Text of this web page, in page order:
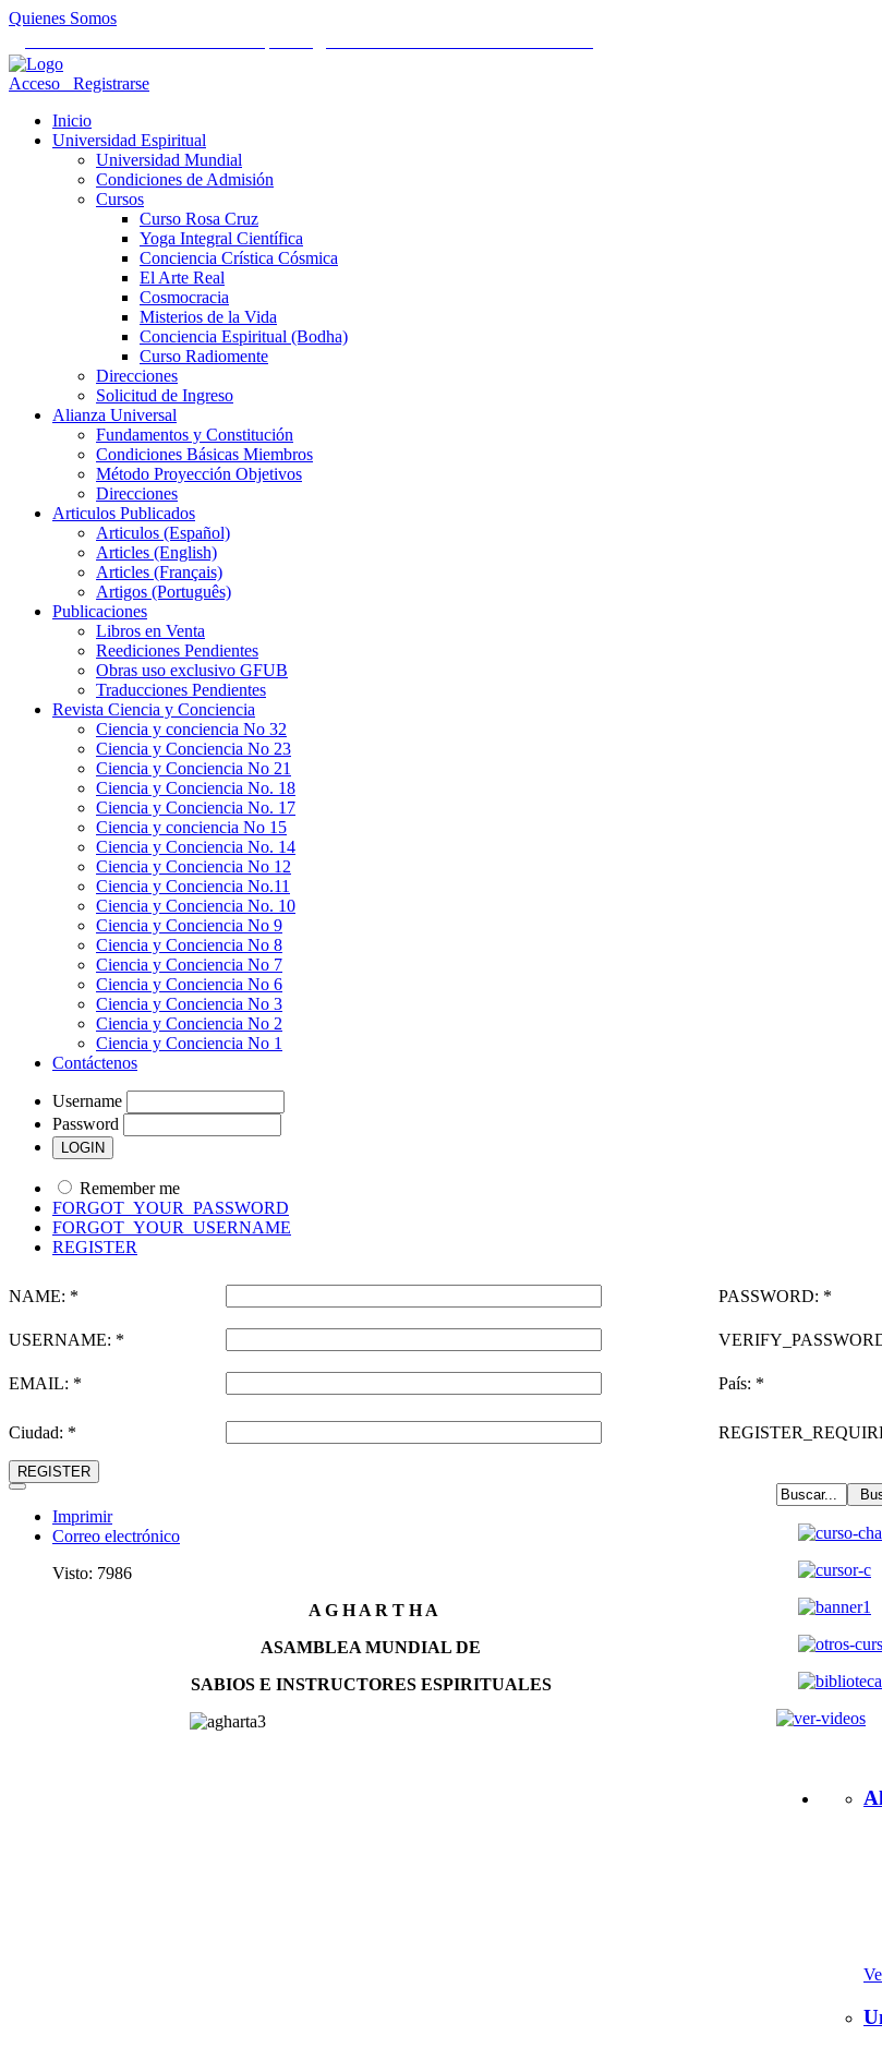
Quienes Somos
Acceso
Registrarse
Inicio
Universidad Espiritual
Universidad Mundial
Condiciones de Admisión
Cursos
Curso Rosa Cruz
Yoga Integral Científica
Conciencia Crística Cósmica
El Arte Real
Cosmocracia
Misterios de la Vida
Conciencia Espiritual (Bodha)
Curso Radiomente
Direcciones
Solicitud de Ingreso
Alianza Universal
Fundamentos y Constitución
Condiciones Básicas Miembros
Método Proyección Objetivos
Direcciones
Articulos Publicados
Articulos (Español)
Articles (English)
Articles (Français)
Artigos (Português)
Publicaciones
Libros en Venta
Reediciones Pendientes
Obras uso exclusivo GFUB
Traducciones Pendientes
Revista Ciencia y Conciencia
Ciencia y conciencia No 32
Ciencia y Conciencia No 23
Ciencia y Conciencia No 21
Ciencia y Conciencia No. 18
Ciencia y Conciencia No. 17
Ciencia y conciencia No 15
Ciencia y Conciencia No. 14
Ciencia y Conciencia No 12
Ciencia y Conciencia No.11
Ciencia y Conciencia No. 10
Ciencia y Conciencia No 9
Ciencia y Conciencia No 8
Ciencia y Conciencia No 7
Ciencia y Conciencia No 6
Ciencia y Conciencia No 3
Ciencia y Conciencia No 2
Ciencia y Conciencia No 1
Contáctenos
Username
Password
Remember me
FORGOT_YOUR_PASSWORD
FORGOT_YOUR_USERNAME
REGISTER
NAME: * PASSWORD: *
USERNAME: *
EMAIL: * País: *
Ciudad: *
REGISTER
Imprimir
Correo electrónico
Visto: 7986
A G H A R T H A
ASAMBLEA MUNDIAL DE
SABIOS E INSTRUCTORES ESPIRITUALES